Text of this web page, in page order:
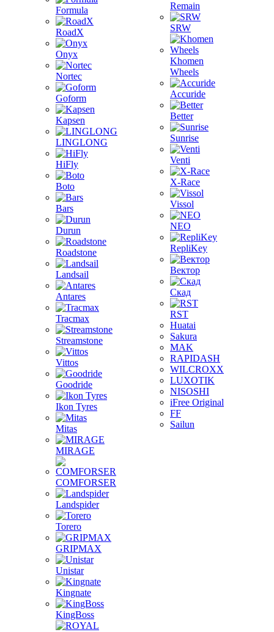
Formula
RoadX
Onyx
Nortec
Goform
Kapsen
LINGLONG
HiFly
Boto
Bars
Durun
Roadstone
Landsail
Antares
Tracmax
Streamstone
Vittos
Goodride
Ikon Tyres
Mitas
MIRAGE
COMFORSER
Landspider
Torero
GRIPMAX
Unistar
Kingnate
KingBoss
Remain
SRW
Khomen
Wheels
Accuride
Better
Sunrise
Venti
X-Race
Vissol
NEO
RepliKey
Вектор
Скад
RST
Huatai
Sakura
MAK
RAPIDASH
WILCROXX
LUXOTIK
NISOSHI
iFree Original
FF
Sailun